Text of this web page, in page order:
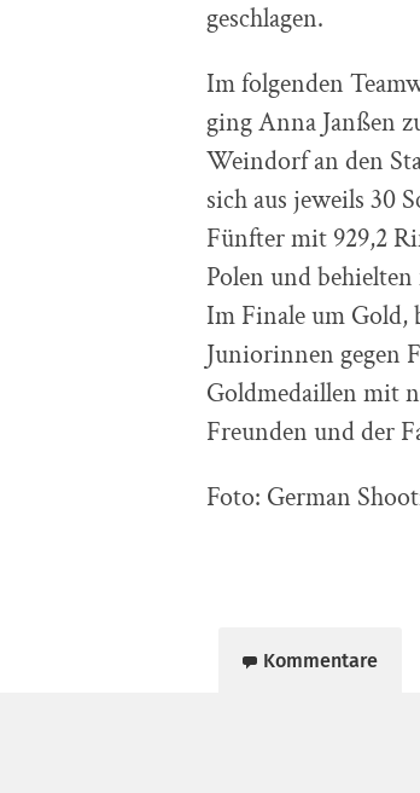
geschlagen.
Im folgenden
ging Anna Janßen
Weindorf an den
sich aus jeweils 30
Fünfter mit 929,2
Polen und
Im Finale um Gold,
Juniorinnen gegen
Goldmedaillen mit
Freunden und der
Foto: German
Kommentare